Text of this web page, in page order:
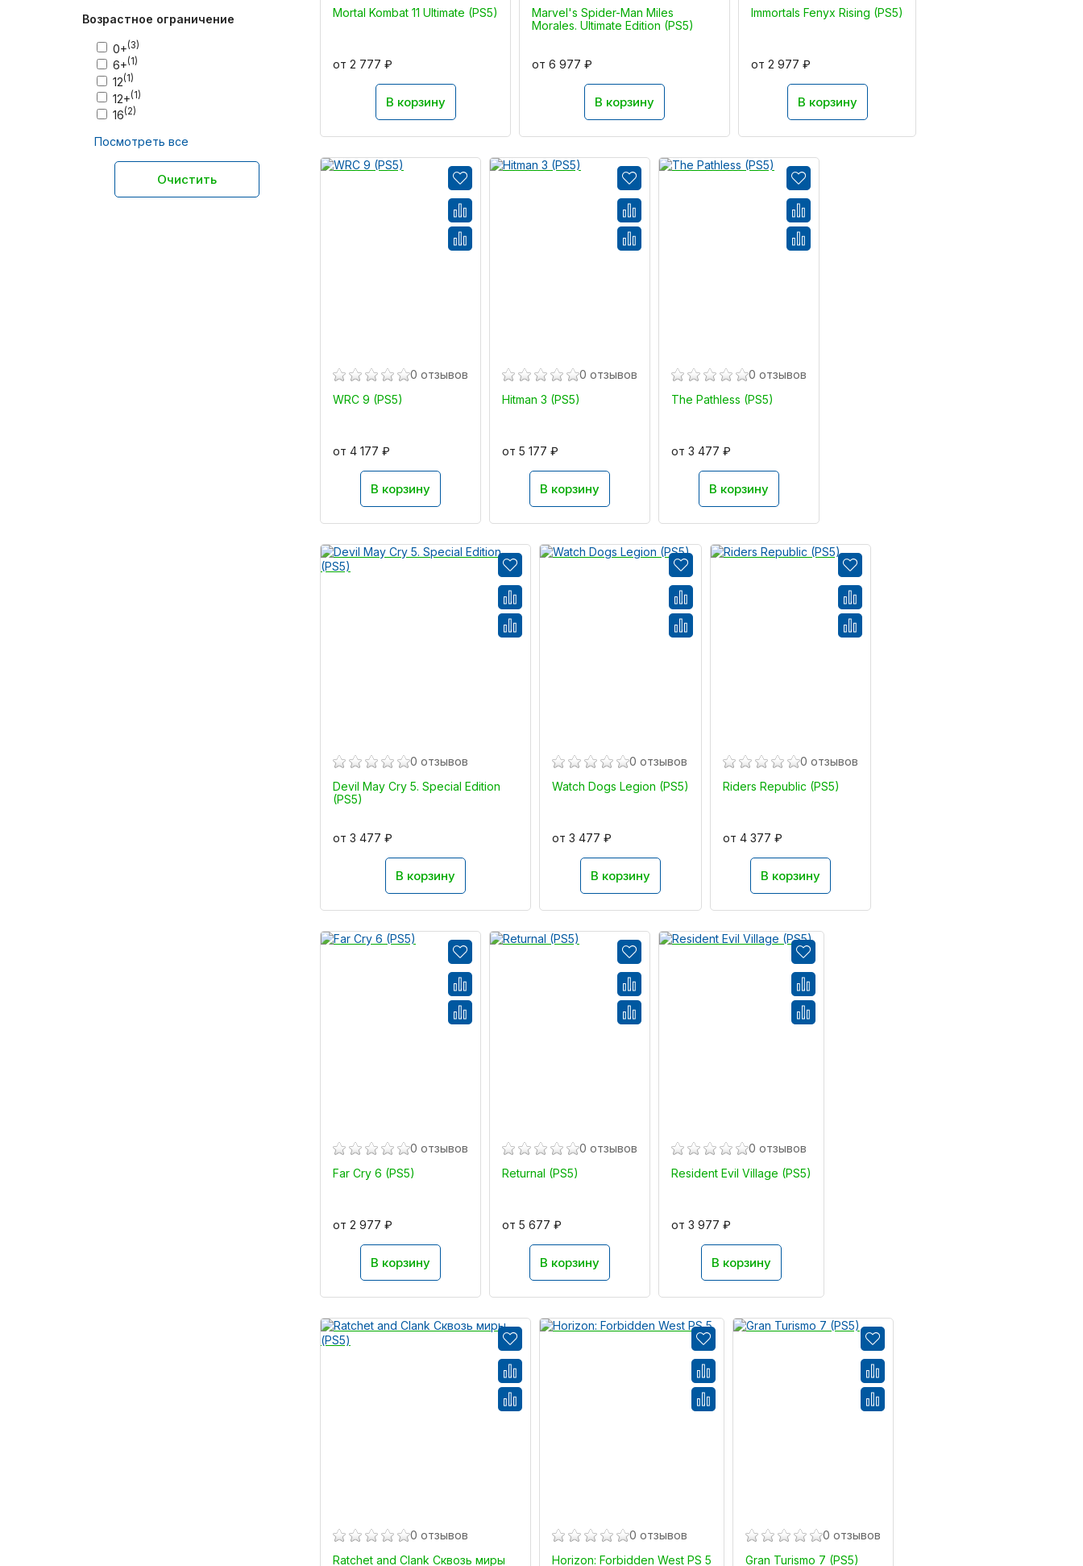
Возрастное ограничение
0+(3)
6+(1)
12(1)
12+(1)
16(2)
Посмотреть все
Очистить
Mortal Kombat 11 Ultimate (PS5)
от 2 777 ₽
В корзину
Marvel's Spider-Man Miles
Morales. Ultimate Edition (PS5)
от 6 977 ₽
В корзину
Immortals Fenyx Rising (PS5)
от 2 977 ₽
В корзину
0 отзывов
WRC 9 (PS5)
от 4 177 ₽
В корзину
0 отзывов
Hitman 3 (PS5)
от 5 177 ₽
В корзину
0 отзывов
The Pathless (PS5)
от 3 477 ₽
В корзину
0 отзывов
Devil May Cry 5. Special Edition
(PS5)
от 3 477 ₽
В корзину
0 отзывов
Watch Dogs Legion (PS5)
от 3 477 ₽
В корзину
0 отзывов
Riders Republic (PS5)
от 4 377 ₽
В корзину
0 отзывов
Far Cry 6 (PS5)
от 2 977 ₽
В корзину
0 отзывов
Returnal (PS5)
от 5 677 ₽
В корзину
0 отзывов
Resident Evil Village (PS5)
от 3 977 ₽
В корзину
0 отзывов
Ratchet and Clank Сквозь миры
0 отзывов
Horizon: Forbidden West PS 5
0 отзывов
Gran Turismo 7 (PS5)